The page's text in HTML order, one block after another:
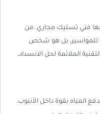
بها فني تسليك مجاري، من
للمواسير، بل هو شخص
الملائمة لحل الانسداد،
المياه بقوة داخل الأنبوب.